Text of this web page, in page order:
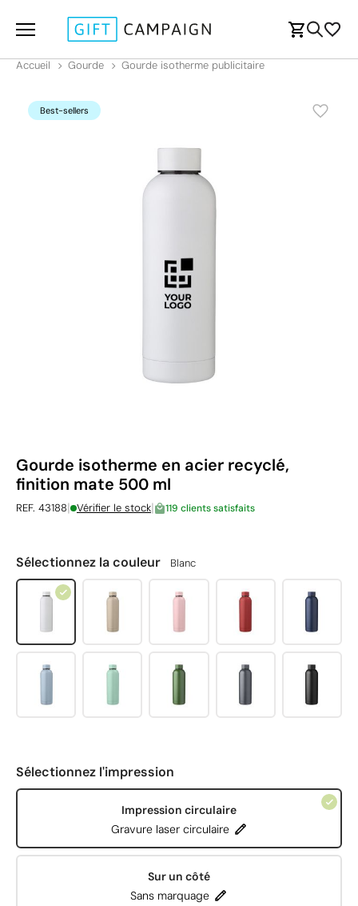
Accueil Gourde Gourde isotherme publicitaire
Best-sellers
Gourde isotherme en acier recyclé,
finition mate 500 ml
REF. 43188| Vérifier le stock| 119 clients satisfaits
Sélectionnez la couleur Blanc
Sélectionnez l'impression
Impression circulaire
Gravure laser circulaire
Sur un côté
Sans marquage